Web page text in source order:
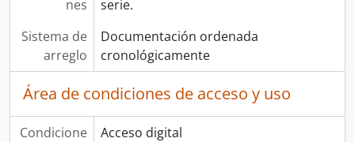
nes
serie.
Sistema de
arreglo
Documentación ordenada
cronológicamente
Área de condiciones de acceso y uso
Condicione
Acceso digital